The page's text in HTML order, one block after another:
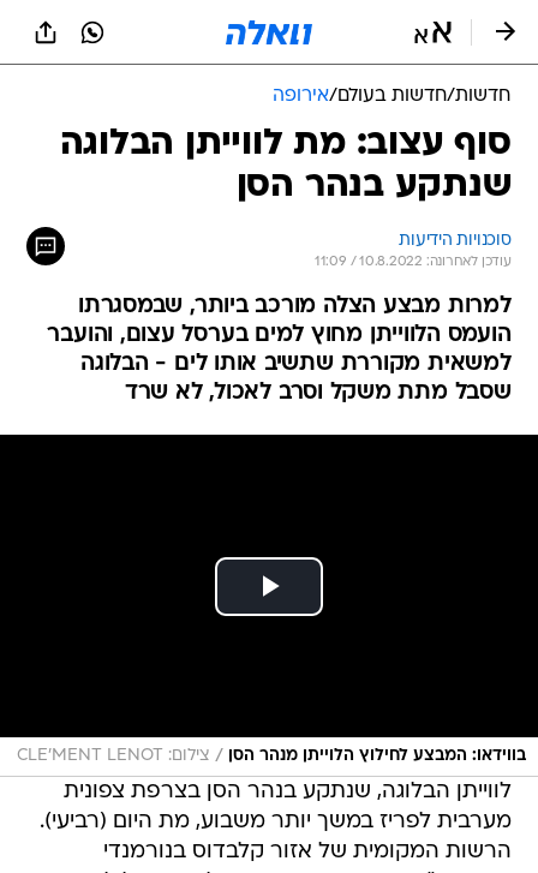
חדשות/חדשות בעולם/אירופה
סוף עצוב: מת לווייתן הבלוגה
שנתקע בנהר הסן
סוכנויות הידיעות
עודכן לאחרונה: 10.8.2022 / 11:09
למרות מבצע הצלה מורכב ביותר, שבמסגרתו
הועמס הלווייתן מחוץ למים בערסל עצום, והועבר
למשאית מקוררת שתשיב אותו לים - הבלוגה
שסבל מתת משקל וסרב לאכול, לא שרד
בווידאו: המבצע לחילוץ הלוייתן מנהר הסן / צילום: CLE'MENT LENOT
לווייתן הבלוגה, שנתקע בנהר הסן בצרפת צפונית
מערבית לפריז במשך יותר משבוע, מת היום (רביעי).
הרשות המקומית של אזור קלבדוס בנורמנדי